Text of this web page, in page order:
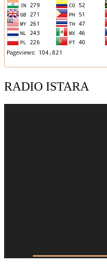
RADIO ISTARA